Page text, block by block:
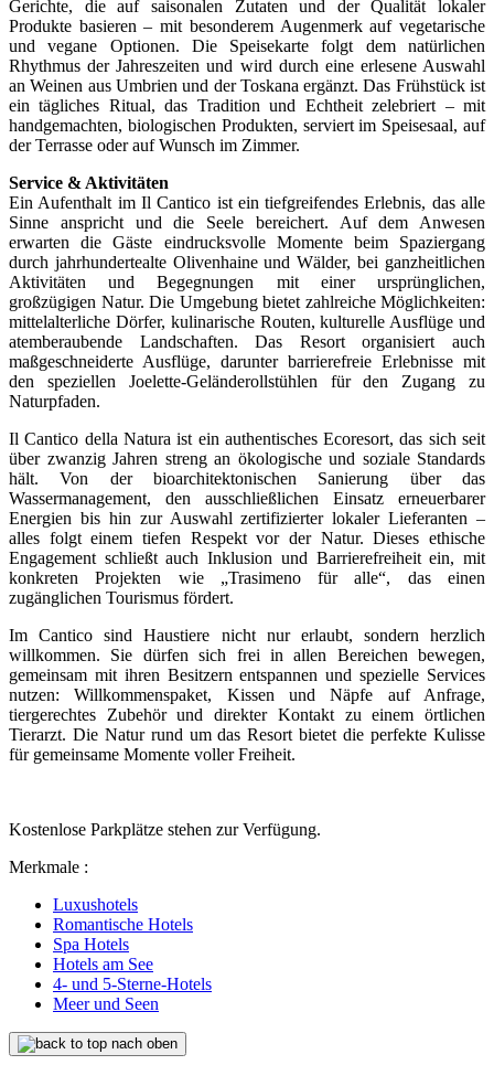
Gerichte, die auf saisonalen Zutaten und der Qualität lokaler
Produkte basieren – mit besonderem Augenmerk auf vegetarische
und vegane Optionen. Die Speisekarte folgt dem natürlichen
Rhythmus der Jahreszeiten und wird durch eine erlesene Auswahl
an Weinen aus Umbrien und der Toskana ergänzt. Das Frühstück ist
ein tägliches Ritual, das Tradition und Echtheit zelebriert – mit
handgemachten, biologischen Produkten, serviert im Speisesaal, auf
der Terrasse oder auf Wunsch im Zimmer.
Service & Aktivitäten
Ein Aufenthalt im Il Cantico ist ein tiefgreifendes Erlebnis, das alle
Sinne anspricht und die Seele bereichert. Auf dem Anwesen
erwarten die Gäste eindrucksvolle Momente beim Spaziergang
durch jahrhundertealte Olivenhaine und Wälder, bei ganzheitlichen
Aktivitäten und Begegnungen mit einer ursprünglichen,
großzügigen Natur. Die Umgebung bietet zahlreiche Möglichkeiten:
mittelalterliche Dörfer, kulinarische Routen, kulturelle Ausflüge und
atemberaubende Landschaften. Das Resort organisiert auch
maßgeschneiderte Ausflüge, darunter barrierefreie Erlebnisse mit
den speziellen Joelette-Geländerollstühlen für den Zugang zu
Naturpfaden.
Il Cantico della Natura ist ein authentisches Ecoresort, das sich seit
über zwanzig Jahren streng an ökologische und soziale Standards
hält. Von der bioarchitektonischen Sanierung über das
Wassermanagement, den ausschließlichen Einsatz erneuerbarer
Energien bis hin zur Auswahl zertifizierter lokaler Lieferanten –
alles folgt einem tiefen Respekt vor der Natur. Dieses ethische
Engagement schließt auch Inklusion und Barrierefreiheit ein, mit
konkreten Projekten wie „Trasimeno für alle“, das einen
zugänglichen Tourismus fördert.
Im Cantico sind Haustiere nicht nur erlaubt, sondern herzlich
willkommen. Sie dürfen sich frei in allen Bereichen bewegen,
gemeinsam mit ihren Besitzern entspannen und spezielle Services
nutzen: Willkommenspaket, Kissen und Näpfe auf Anfrage,
tiergerechtes Zubehör und direkter Kontakt zu einem örtlichen
Tierarzt. Die Natur rund um das Resort bietet die perfekte Kulisse
für gemeinsame Momente voller Freiheit.
Kostenlose Parkplätze stehen zur Verfügung.
Merkmale :
Luxushotels
Romantische Hotels
Spa Hotels
Hotels am See
4- und 5-Sterne-Hotels
Meer und Seen
nach oben